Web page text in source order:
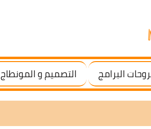
البرامج التصميم و المونطاج